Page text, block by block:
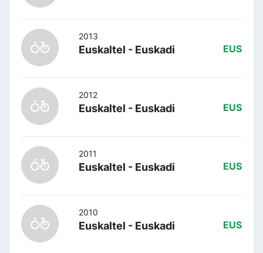
2013
Euskaltel - Euskadi EUS
2012
Euskaltel - Euskadi EUS
2011
Euskaltel - Euskadi EUS
2010
Euskaltel - Euskadi EUS